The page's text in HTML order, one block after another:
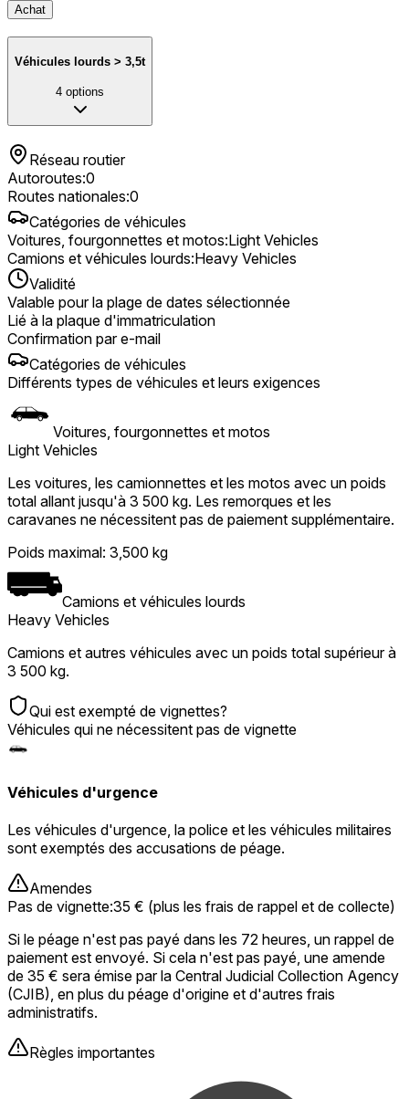
Achat
Véhicules lourds > 3,5t
4 options
Réseau routier
Autoroutes:0
Routes nationales:0
Catégories de véhicules
Voitures, fourgonnettes et motos:Light Vehicles
Camions et véhicules lourds:Heavy Vehicles
Validité
Valable pour la plage de dates sélectionnée
Lié à la plaque d'immatriculation
Confirmation par e-mail
Catégories de véhicules
Différents types de véhicules et leurs exigences
Voitures, fourgonnettes et motos
Light Vehicles
Les voitures, les camionnettes et les motos avec un poids
total allant jusqu'à 3 500 kg. Les remorques et les
caravanes ne nécessitent pas de paiement supplémentaire.
Poids maximal: 3,500 kg
Camions et véhicules lourds
Heavy Vehicles
Camions et autres véhicules avec un poids total supérieur à
3 500 kg.
Qui est exempté de vignettes?
Véhicules qui ne nécessitent pas de vignette
Véhicules d'urgence
Les véhicules d'urgence, la police et les véhicules militaires
sont exemptés des accusations de péage.
Amendes
Pas de vignette:35 € (plus les frais de rappel et de collecte)
Si le péage n'est pas payé dans les 72 heures, un rappel de
paiement est envoyé. Si cela n'est pas payé, une amende
de 35 € sera émise par la Central Judicial Collection Agency
(CJIB), en plus du péage d'origine et d'autres frais
administratifs.
Règles importantes